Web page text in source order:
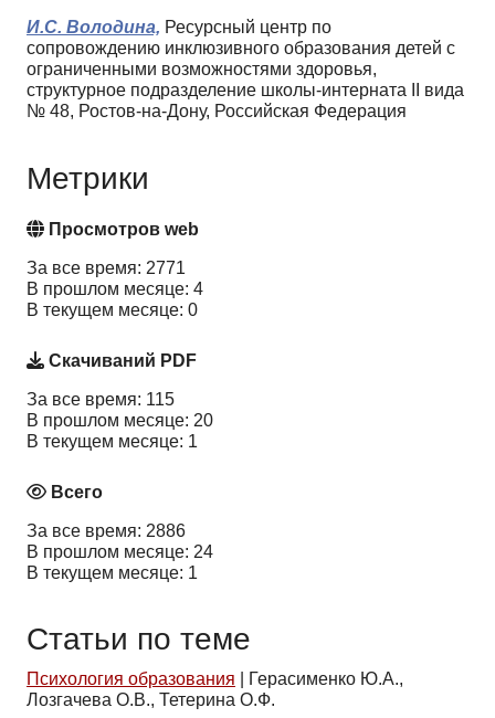
И.С. Володина, Ресурсный центр по
сопровождению инклюзивного образования детей с
ограниченными возможностями здоровья,
структурное подразделение школы-интерната II вида
№ 48, Ростов-на-Дону, Российская Федерация
Метрики
Просмотров web
За все время: 2771
В прошлом месяце: 4
В текущем месяце: 0
Скачиваний PDF
За все время: 115
В прошлом месяце: 20
В текущем месяце: 1
Всего
За все время: 2886
В прошлом месяце: 24
В текущем месяце: 1
Статьи по теме
Психология образования
Герасименко Ю.А.,
Лозгачева О.В., Тетерина О.Ф.